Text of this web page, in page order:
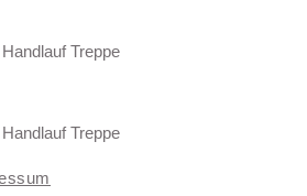
Handlauf Treppe
Handlauf Treppe